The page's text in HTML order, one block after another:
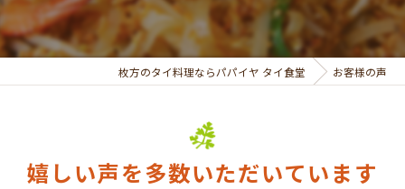
枚方のタイ料理ならパパイヤ タイ食堂 お客様の声
嬉しい声を多数いただいています